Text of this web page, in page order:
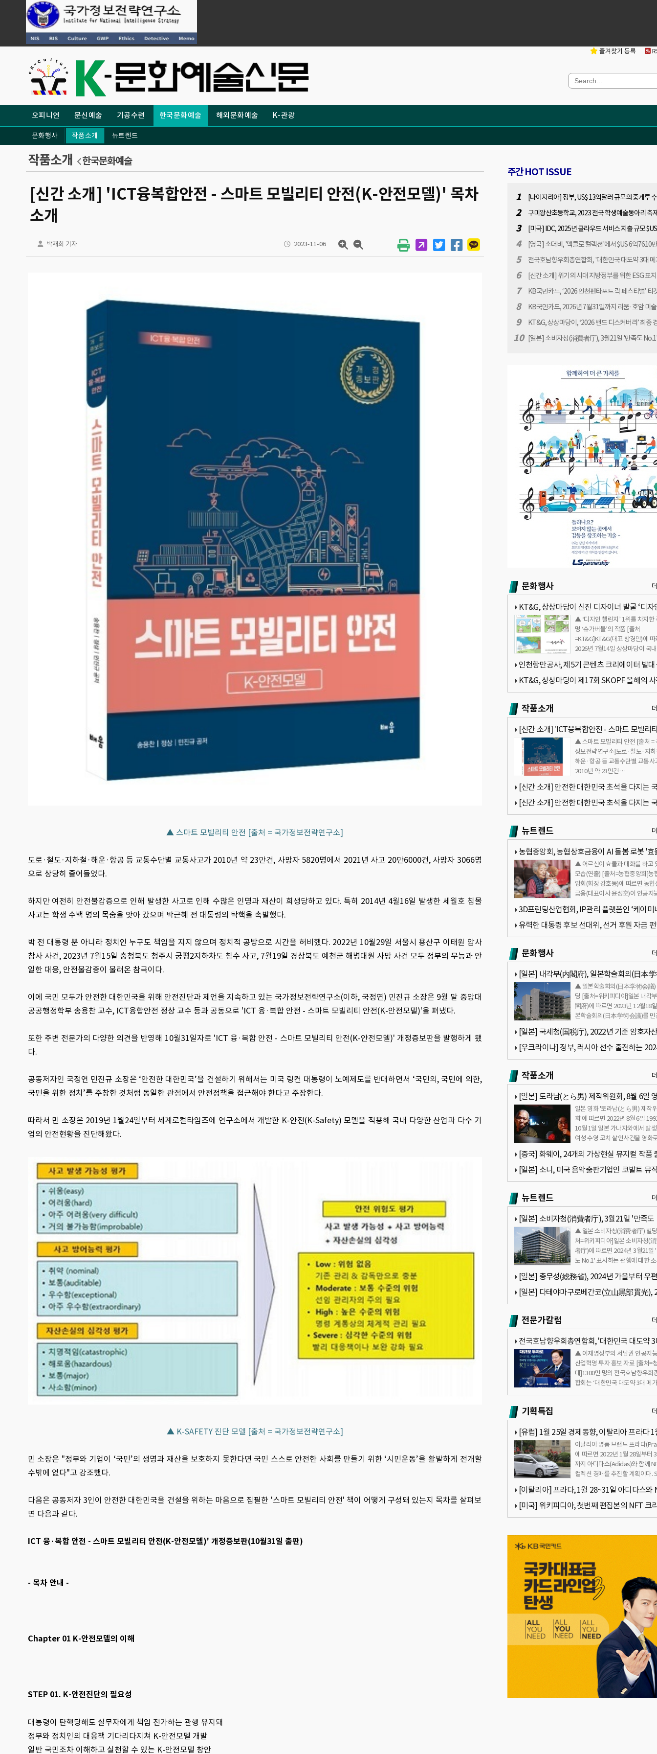
즐겨찾기 등록
오피니언 문신예술 기공수련 한국문화예술 해외문화예술 K-관광
문화행사 작품소개 뉴트렌드
작품소개 한국문화예술
[신간 소개] 'ICT융복합안전 - 스마트 모빌리티 안전(K-안전모델)' 목차
소개
박재희 기자 2023-11-06
▲ 스마트 모빌리티 안전 [출처 = 국가정보전략연구소]
도로·철도·지하철·해운·항공 등 교통수단별 교통사고가 2010년 약 23만건, 사망자 5820명에서 2021년 사고 20만6000건, 사망자 3066명
으로 상당히 줄어들었다.
하지만 여전히 안전불감증으로 인해 발생한 사고로 인해 수많은 인명과 재산이 희생당하고 있다. 특히 2014년 4월16일 발생한 세월호 침몰
사고는 학생 수백 명의 목숨을 앗아 갔으며 박근혜 전 대통령의 탁핵을 촉발했다.
박 전 대통령 뿐 아니라 정치인 누구도 책임을 지지 않으며 정치적 공방으로 시간을 허비했다. 2022년 10월29일 서울시 용산구 이태원 압사
참사 사건, 2023년 7월15일 충청북도 청주시 궁평2지하차도 침수 사고, 7월19일 경상북도 예천군 해병대원 사망 사건 모두 정부의 무능과 안
일한 대응, 안전불감증이 불러온 참극이다.
이에 국민 모두가 안전한 대한민국을 위해 안전진단과 제언을 지속하고 있는 국가정보전략연구소(이하, 국정연) 민진규 소장은 9월 말 중앙대
공공행정학부 송용찬 교수, ICT융합안전 정상 교수 등과 공동으로 'ICT 융·복합 안전 - 스마트 모빌리티 안전(K-안전모델)'을 펴냈다.
또한 주변 전문가의 다양한 의견을 반영해 10월31일자로 'ICT 융·복합 안전 - 스마트 모빌리티 안전(K-안전모델)' 개정증보판을 발행하게 됐
다.
공동저자인 국정연 민진규 소장은 ‘안전한 대한민국’을 건설하기 위해서는 미국 링컨 대통령이 노예제도를 반대하면서 ‘국민의, 국민에 의한,
국민을 위한 정치’를 주창한 것처럼 동일한 관점에서 안전정책을 접근해야 한다고 주장한다.
따라서 민 소장은 2019년 1월24일부터 세계로컬타임즈에 연구소에서 개발한 K-안전(K-Safety) 모델을 적용해 국내 다양한 산업과 다수 기
업의 안전현황을 진단해왔다.
▲ K-SAFETY 진단 모델 [출처 = 국가정보전략연구소]
민 소장은 "정부와 기업이 ‘국민’의 생명과 재산을 보호하지 못한다면 국민 스스로 안전한 사회를 만들기 위한 ‘시민운동’을 활발하게 전개할
수밖에 없다"고 강조했다.
다음은 공동저자 3인이 안전한 대한민국을 건설을 위하는 마음으로 집필한 '스마트 모빌리티 안전' 책이 어떻게 구성돼 있는지 목차를 살펴보
면 다음과 같다.
ICT 융·복합 안전 - 스마트 모빌리티 안전(K-안전모델)' 개정증보판(10월31일 출판)
- 목차 안내 -
Chapter 01 K-안전모델의 이해
STEP 01. K-안전진단의 필요성
대통령이 탄핵당해도 실무자에게 책임 전가하는 관행 유지돼
정부와 정치인의 대응책 기다리다지쳐 K-안전모델 개발
일반 국민조차 이해하고 실천할 수 있는 K-안전모델 창안
주간 HOT ISSUE
1
[나이지리아] 정부, US$ 13억달러 규모의 중게루
전 프로젝트 착수
2
구미왕산초등학교, 2023 전국 학생예술동아리 축
함께 예술로’ 행사에서 초등부 최우수 교육부장관
3
[미국] IDC, 2025년 클라우드 서비스 지출 규모
달러 전망
4
[영국] 소더비, '맥클로 컬렉션'에서 $US 6억7610
매출 기록
5
전국호남향우회총연합회, '대한민국 대도약 3대 메
로젝트' 적극 지지 표명
6
[신간 소개] 위기의 시대 지방정부를 위한 ESG 표
진규, 박동완 정승일, 윤호창
7
KB국민카드, ‘2026 인천펜타포트 락 페스티벌’ 티
이벤트
8
KB국민카드, 2026년 7월31일까지 리움·호암 미
대권 추첨 이벤트 실시
9
KT&G, 상상마당이, ‘2026 밴드 디스커버리’ 최종
료
10 [일본] 소비자청(消費者庁), 3월21일 '만족도
문화행사
KT&G, 상상마당이 신진 디자이너 발굴 ‘디자
린지’ 선정자 발표
▲ ‘디자인 챌린지’ 1위를 차지한
명 ‘슈가버블’의 작품 [출처
=KT&G]KT&G(대표 방경만)에 따
2026년 7월14일 상상마당이 국
인천항만공사, 제5기 콘텐츠 크리에이터 발
최KT&G, 상상마당이 제17회 SKOPF 올해의
작품소개
[신간 소개] 'ICT융복합안전 - 스마트 모빌리
전(K-안전모델)' 목차 소개▲ 스마트 모빌리티 안전 [출처 =
정보전략연구소]도로·철도·지
해운·항공 등 교통수단별 교통사
2010년 약 23만건…
[신간 소개] 안전한 대한민국 초석을 다지는
보전략연구소 민진규 소장 '드론과 재난관리'
[신간 소개] 안전한 대한민국 초석을 다지는
간 뉴트렌드
농협중앙회, 농협상호금융이 AI 돌봄 로봇 '효
농촌 고령층의 금융 접근성을 높이는 실증사업
▲ 어르신이 효돌과 대화를 하고
모습(연출) [출처=농협중앙회]​농
앙회(회장 강호동)에 따르면 농협
금융(대표이사 윤성훈)이 인공지
3D프린팅산업협회, IP관리 플랫폼인 ‘케이미
바(K-Minerva) 활용을 위한 업무협약 체결
유력한 대통령 후보 선대위, 선거 후원 자금
문화행사
[일본] 내각부(内閣府), 일본학술회의(日本
議)를 민간조직으로 독립 추진▲ 일본학술회의(日本学術会議)
딩 [출처=위키피디아]일본 내각
閣府)에 따르면 2023년 12월18
본학술회의(日本学術会議)를 민
…
[일본] 국세청(国税庁), 2022년 기준 암호자
상통화)의 신고누락 등 위반건수 548건
[우크라이나] 정부, 러시아 선수 출전하는
작품소개
[일본] 토라남(とら男) 제작위원회, 8월 6일
'토라남' 촬영 완료
일본 영화 '토라남(とら男) 제작
회'에 따르면 2022년 8월 6일
10월 1일 일본 가나자와에서 발
여성 수영 코치 살인사건을 영화
[중국] 화웨이, 24개의 가상현실 뮤지컬 작품
[일본] 소니, 미국 음악출판기업인 코발트 뮤
뉴트렌드
[일본] 소비자청(消費者庁), 3월21일 '만족도
No.1' 표시하는 관행에 대한 조사 시작
▲ 일본 소비자청(消費者庁) 빌
처=위키피디아]일본 소비자청(
者庁)에 따르면 2024년 3월21일
도 No.1' 표시하는 관행에 대한
[일본] 총무성(総務省), 2024년 가을부터 우
지와 엽서의 가격 인상 계획
[일본] 다테야마구로베간코(立山黒部貫光),
전문가칼럼
전국호남향우회총연합회, '대한민국 대도약 3
가 프로젝트' 적극 지지 표명▲ 이재명정부의 서남권 인공지
산업혁명 투자 홍보 자료 [출처=
대]1300만 명의 전국호남향우회
합회는 ‘대한민국 대도약 3대 메
기획특집
[유럽] 1월 25일 경제동향, 이탈리아 프라다 1
28~31일 아디다스와 NFT 컬렉션 경매 추진 등
이탈리아 명품 브랜드 프라다
에 따르면 2022년 1월 28일부터
까지 아디다스(Adidas)와 함께
컬렉션 경매를 추진할 계획이다
[이탈리아] 프라다, 1월 28~31일 아디다스와
컬렉션 경매 추진
[미국] 위키피디아, 첫번째 편집본의 NFT 크